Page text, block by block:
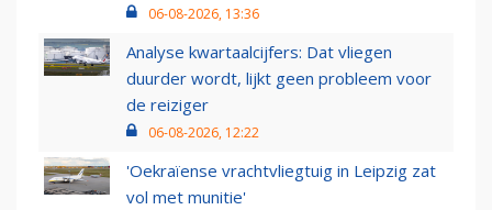
06-08-2026, 13:36
Analyse kwartaalcijfers: Dat vliegen
duurder wordt, lijkt geen probleem voor
de reiziger
06-08-2026, 12:22
'Oekraïense vrachtvliegtuig in Leipzig zat
vol met munitie'